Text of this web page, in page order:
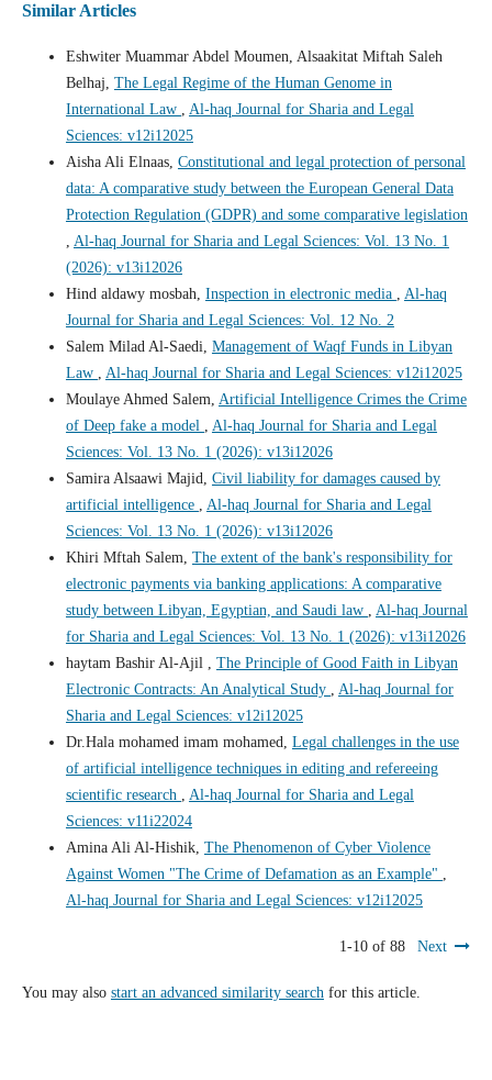
Similar Articles
Eshwiter Muammar Abdel Moumen, Alsaakitat Miftah Saleh
Belhaj, The Legal Regime of the Human Genome in
International Law , Al-haq Journal for Sharia and Legal
Sciences: v12i12025
Aisha Ali Elnaas, Constitutional and legal protection of personal
data: A comparative study between the European General Data
Protection Regulation (GDPR) and some comparative legislation
, Al-haq Journal for Sharia and Legal Sciences: Vol. 13 No. 1
(2026): v13i12026
Hind aldawy mosbah, Inspection in electronic media , Al-haq
Journal for Sharia and Legal Sciences: Vol. 12 No. 2
Salem Milad Al-Saedi, Management of Waqf Funds in Libyan
Law , Al-haq Journal for Sharia and Legal Sciences: v12i12025
Moulaye Ahmed Salem, Artificial Intelligence Crimes the Crime
of Deep fake a model , Al-haq Journal for Sharia and Legal
Sciences: Vol. 13 No. 1 (2026): v13i12026
Samira Alsaawi Majid, Civil liability for damages caused by
artificial intelligence , Al-haq Journal for Sharia and Legal
Sciences: Vol. 13 No. 1 (2026): v13i12026
Khiri Mftah Salem, The extent of the bank's responsibility for
electronic payments via banking applications: A comparative
study between Libyan, Egyptian, and Saudi law , Al-haq Journal
for Sharia and Legal Sciences: Vol. 13 No. 1 (2026): v13i12026
haytam Bashir Al-Ajil , The Principle of Good Faith in Libyan
Electronic Contracts: An Analytical Study , Al-haq Journal for
Sharia and Legal Sciences: v12i12025
Dr.Hala mohamed imam mohamed, Legal challenges in the use
of artificial intelligence techniques in editing and refereeing
scientific research , Al-haq Journal for Sharia and Legal
Sciences: v11i22024
Amina Ali Al-Hishik, The Phenomenon of Cyber Violence
Against Women "The Crime of Defamation as an Example" ,
Al-haq Journal for Sharia and Legal Sciences: v12i12025
1-10 of 88 Next
You may also start an advanced similarity searchfor this article.